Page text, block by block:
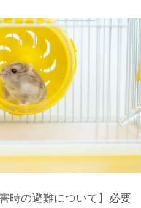
時の避難について】必要